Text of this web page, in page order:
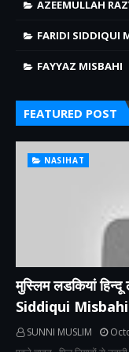
AZEEMULLAH
FARIDI SIDDIQUI
FAYYAZ MISBAHI
FEATURED POST
NASIHAT
मुस्लिम लडकियां
Siddiqui
SUNNI MUSLIM